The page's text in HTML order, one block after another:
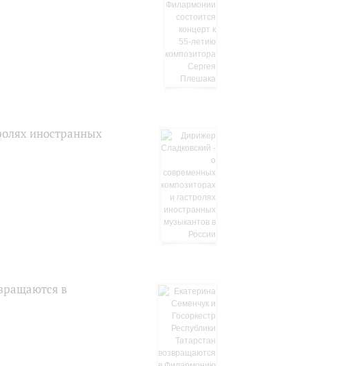
иностранных
в